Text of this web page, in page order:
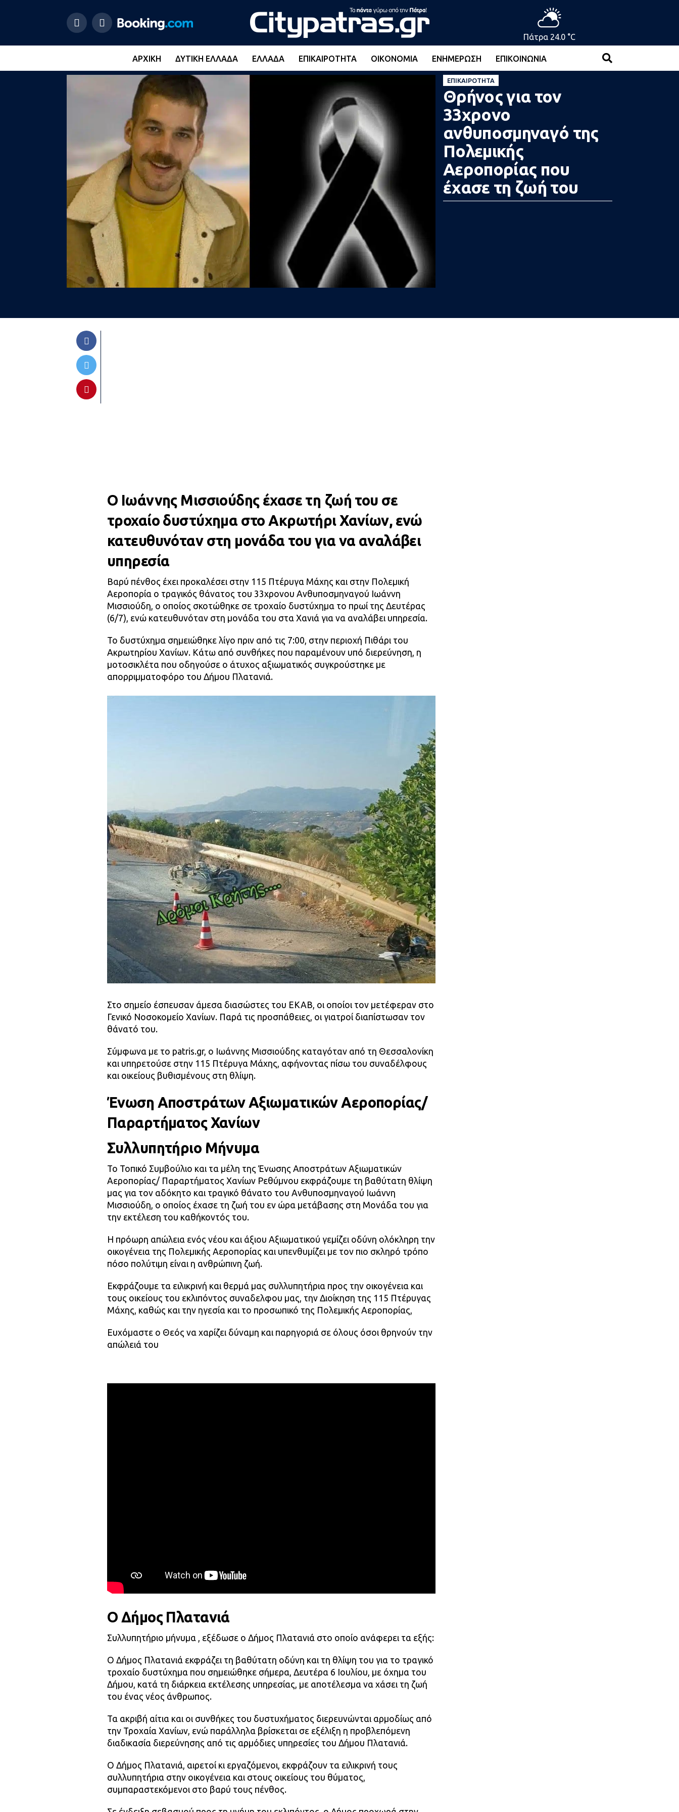
Πάτρα 24.0 °C
ΑΡΧΙΚΉ ΔΥΤΙΚΉ ΕΛΛΆΔΑ ΕΛΛΆΔΑ ΕΠΙΚΑΙΡΌΤΗΤΑ ΟΙΚΟΝΟΜΊΑ ΕΝΗΜΈΡΩΣΗ ΕΠΙΚΟΙΝΩΝΊΑ
ΕΠΙΚΑΙΡΌΤΗΤΑ
Θρήνος για τον
33χρονο
ανθυποσμηναγό της
Πολεμικής
Αεροπορίας που
έχασε τη ζωή του
Ο Ιωάννης Μισσιούδης έχασε τη ζωή του σε
τροχαίο δυστύχημα στο Ακρωτήρι Χανίων, ενώ
κατευθυνόταν στη μονάδα του για να αναλάβει
υπηρεσία
Βαρύ πένθος έχει προκαλέσει στην 115 Πτέρυγα Μάχης και στην Πολεμική
Αεροπορία ο τραγικός θάνατος του 33χρονου Ανθυποσμηναγού Ιωάννη
Μισσιούδη, ο οποίος σκοτώθηκε σε τροχαίο δυστύχημα το πρωί της Δευτέρας
(6/7), ενώ κατευθυνόταν στη μονάδα του στα Χανιά για να αναλάβει υπηρεσία.
Το δυστύχημα σημειώθηκε λίγο πριν από τις 7:00, στην περιοχή Πιθάρι του
Ακρωτηρίου Χανίων. Κάτω από συνθήκες που παραμένουν υπό διερεύνηση, η
μοτοσικλέτα που οδηγούσε ο άτυχος αξιωματικός συγκρούστηκε με
απορριμματοφόρο του Δήμου Πλατανιά.
Στο σημείο έσπευσαν άμεσα διασώστες του ΕΚΑΒ, οι οποίοι τον μετέφεραν στο
Γενικό Νοσοκομείο Χανίων. Παρά τις προσπάθειες, οι γιατροί διαπίστωσαν τον
θάνατό του.
Σύμφωνα με το patris.gr, ο Ιωάννης Μισσιούδης καταγόταν από τη Θεσσαλονίκη
και υπηρετούσε στην 115 Πτέρυγα Μάχης, αφήνοντας πίσω του συναδέλφους
και οικείους βυθισμένους στη θλίψη.
Ένωση Αποστράτων Αξιωματικών Αεροπορίας/
Παραρτήματος Χανίων
Συλλυπητήριο Μήνυμα
Το Τοπικό Συμβούλιο και τα μέλη της Ένωσης Αποστράτων Αξιωματικών
Αεροπορίας/ Παραρτήματος Χανίων Ρεθύμνου εκφράζουμε τη βαθύτατη θλίψη
μας για τον αδόκητο και τραγικό θάνατο του Ανθυποσμηναγού Ιωάννη
Μισσιούδη, ο οποίος έχασε τη ζωή του εν ώρα μετάβασης στη Μονάδα του για
την εκτέλεση του καθήκοντός του.
Η πρόωρη απώλεια ενός νέου και άξιου Αξιωματικού γεμίζει οδύνη ολόκληρη την
οικογένεια της Πολεμικής Αεροπορίας και υπενθυμίζει με τον πιο σκληρό τρόπο
πόσο πολύτιμη είναι η ανθρώπινη ζωή.
Εκφράζουμε τα ειλικρινή και θερμά μας συλλυπητήρια προς την οικογένεια και
τους οικείους του εκλιπόντος συναδελφου μας, την Διοίκηση της 115 Πτέρυγας
Μάχης, καθώς και την ηγεσία και το προσωπικό της Πολεμικής Αεροπορίας,
Ευχόμαστε ο Θεός να χαρίζει δύναμη και παρηγοριά σε όλους όσοι θρηνούν την
απώλειά του
Ο Δήμος Πλατανιά
Συλλυπητήριο μήνυμα , εξέδωσε ο Δήμος Πλατανιά στο οποίο ανάφερει τα εξής:
Ο Δήμος Πλατανιά εκφράζει τη βαθύτατη οδύνη και τη θλίψη του για το τραγικό
τροχαίο δυστύχημα που σημειώθηκε σήμερα, Δευτέρα 6 Ιουλίου, με όχημα του
Δήμου, κατά τη διάρκεια εκτέλεσης υπηρεσίας, με αποτέλεσμα να χάσει τη ζωή
του ένας νέος άνθρωπος.
Τα ακριβή αίτια και οι συνθήκες του δυστυχήματος διερευνώνται αρμοδίως από
την Τροχαία Χανίων, ενώ παράλληλα βρίσκεται σε εξέλιξη η προβλεπόμενη
διαδικασία διερεύνησης από τις αρμόδιες υπηρεσίες του Δήμου Πλατανιά.
Ο Δήμος Πλατανιά, αιρετοί κι εργαζόμενοι, εκφράζουν τα ειλικρινή τους
συλλυπητήρια στην οικογένεια και στους οικείους του θύματος,
συμπαραστεκόμενοι στο βαρύ τους πένθος.